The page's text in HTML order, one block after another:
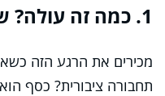
1. כמה זה עולה? שאלות על עלות
מכירים את הרגע הזה
תחבורה ציבורית? כסף